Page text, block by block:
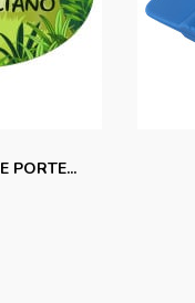
PORTE...